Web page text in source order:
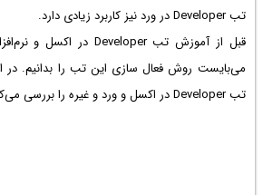
تب Developer در ورد نیز کاربرد زیادی دارد.
می‌بایست روش فعال سازی این تب را بدانیم. در
تب Developer در اکسل و ورد و غیره را بررسی می‌کنیم.